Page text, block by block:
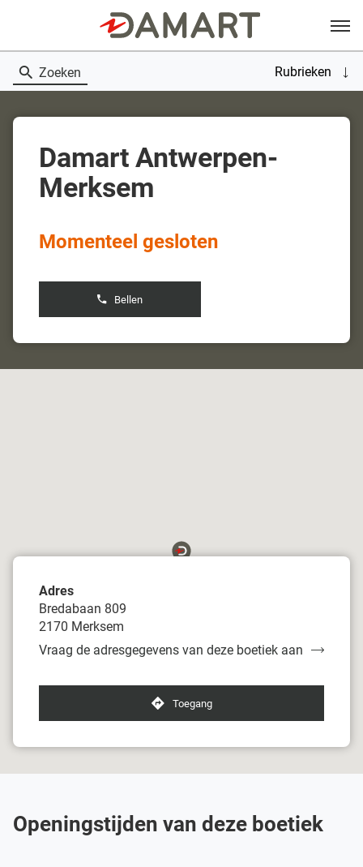
Menu
Zoeken Rubrieken
Damart Antwerpen-
Merksem
Momenteel gesloten
Bellen
de
boetiek
Antwerpen-
Adres
Bredabaan 809
2170 Merksem
Vraag de adresgegevens van deze boetiek aan
van
Antwerpen-
Toegang
naar
boetiek
Antwerpen-
Openingstijden van deze boetiek